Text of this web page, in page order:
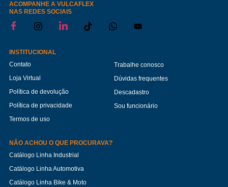
ACOMPANHE A VULCAFLEX
NAS REDES SOCIAIS
INSTITUCIONAL
Contato
Loja Virtual
Política de devolução
Política de privacidade
Termos de uso
Trabalhe conosco
Dúvidas frequentes
Descadastro
Sou funcionário
NÃO ACHOU O QUE PROCURAVA?
Catálogo Linha Industrial
Catálogo Linha Automotiva
Catálogo Linha Bike & Moto